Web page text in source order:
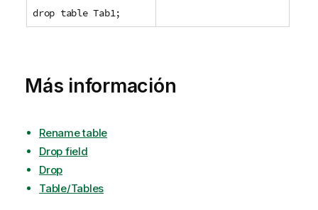
drop table Tab1;
Más información
Rename table
Drop field
Drop
Table/Tables